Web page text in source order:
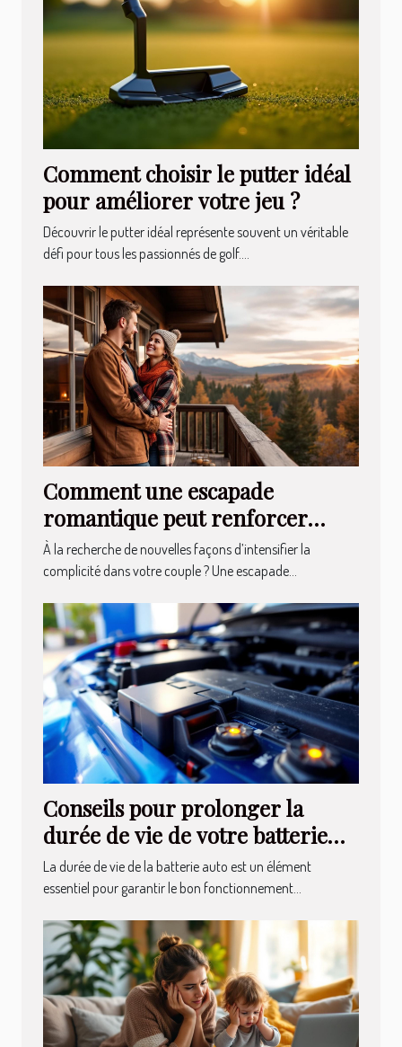
Comment choisir le putter idéal
pour améliorer votre jeu ?
Découvrir le putter idéal représente souvent un véritable
défi pour tous les passionnés de golf....
Comment une escapade
romantique peut renforcer
votre relation ?
À la recherche de nouvelles façons d’intensifier la
complicité dans votre couple ? Une escapade...
Conseils pour prolonger la
durée de vie de votre batterie
auto
La durée de vie de la batterie auto est un élément
essentiel pour garantir le bon fonctionnement...